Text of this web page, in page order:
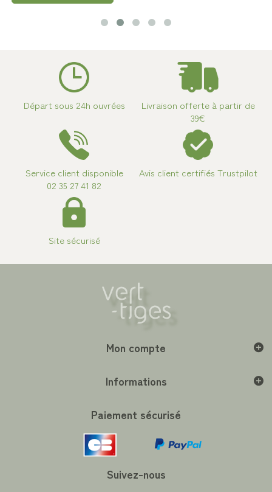
Départ sous 24h ouvrées
Livraison offerte à partir de
39€
Service client disponible
02 35 27 41 82
Avis client certifiés Trustpilot
Site sécurisé
Mon compte
Informations
Paiement sécurisé
Suivez-nous